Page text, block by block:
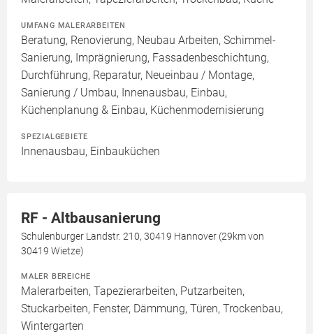
UMFANG MALERARBEITEN
Beratung, Renovierung, Neubau Arbeiten, Schimmel-
Sanierung, Imprägnierung, Fassadenbeschichtung,
Durchführung, Reparatur, Neueinbau / Montage,
Sanierung / Umbau, Innenausbau, Einbau,
Küchenplanung & Einbau, Küchenmodernisierung
SPEZIALGEBIETE
Innenausbau, Einbauküchen
RF - Altbausanierung
Schulenburger Landstr. 210, 30419 Hannover (29km von
30419 Wietze)
MALER BEREICHE
Malerarbeiten, Tapezierarbeiten, Putzarbeiten,
Stuckarbeiten, Fenster, Dämmung, Türen, Trockenbau,
Wintergarten